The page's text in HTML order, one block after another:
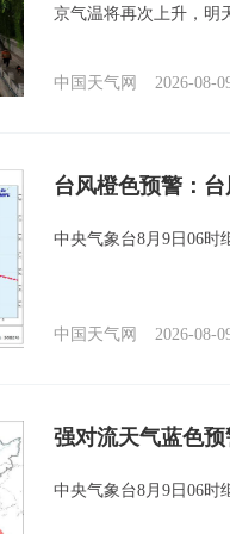
京气温将再次上升，明
中国天气网 2026-08-
台风橙色预警：
中央气象台8月9日06时
中国天气网 2026-08-
强对流天气蓝色
中央气象台8月9日06时